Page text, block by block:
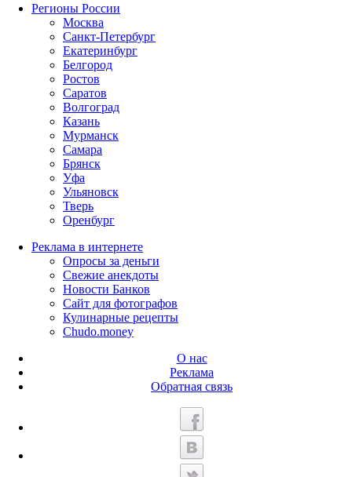
Регионы России
Москва
Санкт-Петербург
Екатеринбург
Белгород
Ростов
Саратов
Волгоград
Казань
Мурманск
Самара
Брянск
Уфа
Ульяновск
Тверь
Оренбург
Реклама в интернете
Опросы за деньги
Свежие анекдоты
Новости Банков
Сайт для фотографов
Кулинарные рецепты
Chudo.money
О нас
Реклама
Обратная связь